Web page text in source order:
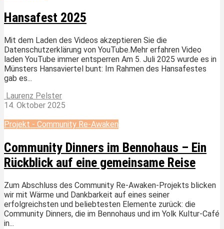
Hansafest 2025
Mit dem Laden des Videos akzeptieren Sie die
Datenschutzerklärung von YouTube.Mehr erfahren Video
laden YouTube immer entsperren Am 5. Juli 2025 wurde es in
Münsters Hansaviertel bunt: Im Rahmen des Hansafestes
gab es...
Laurenz Pelster
14. Oktober 2025
Projekt - Community Re-Awaken
Community Dinners im Bennohaus – Ein
Rückblick auf eine gemeinsame Reise
Zum Abschluss des Community Re-Awaken-Projekts blicken
wir mit Wärme und Dankbarkeit auf eines seiner
erfolgreichsten und beliebtesten Elemente zurück: die
Community Dinners, die im Bennohaus und im Yolk Kultur-Café
in...